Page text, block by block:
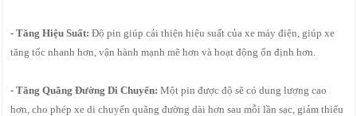
- Tăng Hiệu Suất: Độ pin giúp cải thiện hiệu suất của xe máy điện, giúp xe
tăng tốc nhanh hơn, vận hành mạnh mẽ hơn và hoạt động ổn định hơn.
- Tăng Quãng Đường Di Chuyển: Một pin được độ sẽ có dung lượng cao
hơn, cho phép xe di chuyển quãng đường dài hơn sau mỗi lần sạc, giảm thiểu